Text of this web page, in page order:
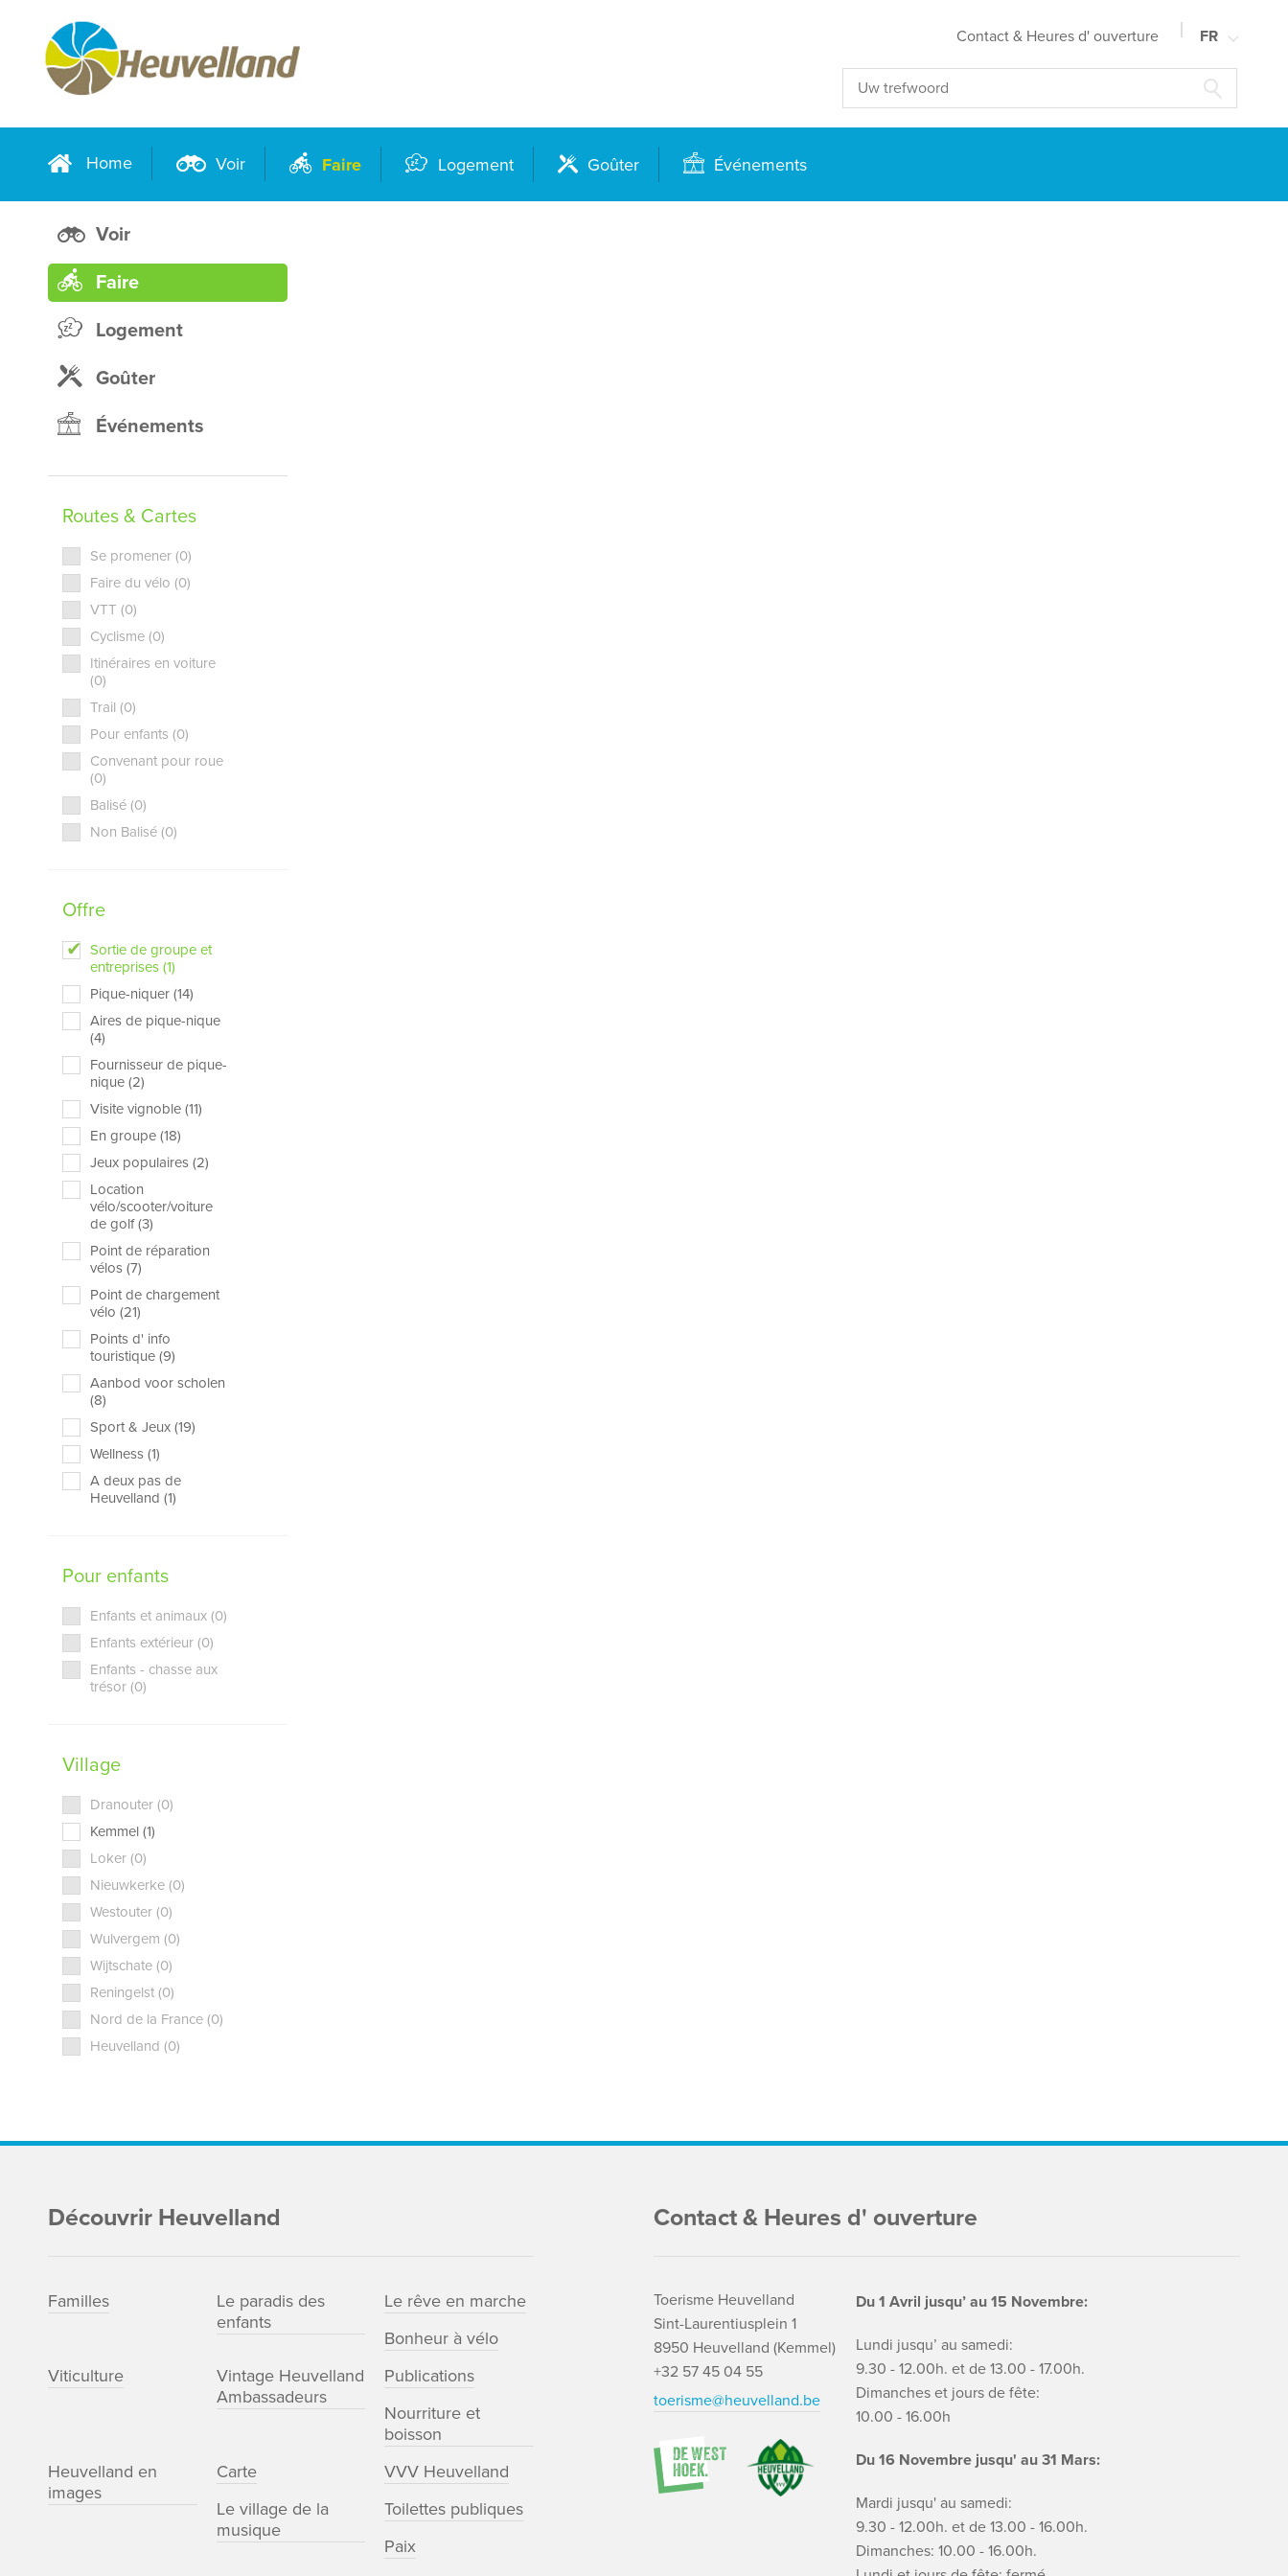
Contact & Heures d' ouverture FR
NL
Home Voir Faire Logement Goûter Événements
Voir
Faire
Logement
Goûter
Événements
Routes & Cartes
Se promener (0)
Faire du vélo (0)
VTT (0)
Cyclisme (0)
Itinéraires en voiture
(0)
Trail (0)
Pour enfants (0)
Convenant pour roue
(0)
Balisé (0)
Non Balisé (0)
Offre
Sortie de groupe et
entreprises (1)
Pique-niquer (14)
Aires de pique-nique
(4)
Fournisseur de pique-
nique (2)
Visite vignoble (11)
En groupe (18)
Jeux populaires (2)
Location
vélo/scooter/voiture
de golf (3)
Point de réparation
vélos (7)
Point de chargement
vélo (21)
Points d' info
touristique (9)
Aanbod voor scholen
(8)
Sport & Jeux (19)
Wellness (1)
A deux pas de
Heuvelland (1)
Pour enfants
Enfants et animaux (0)
Enfants extérieur (0)
Enfants - chasse aux
trésor (0)
Village
Dranouter (0)
Kemmel (1)
Loker (0)
Nieuwkerke (0)
Westouter (0)
Wulvergem (0)
Wijtschate (0)
Reningelst (0)
Nord de la France (0)
Heuvelland (0)
Découvrir Heuvelland
Familles
Le paradis des
enfants
Le rêve en marche
Bonheur à vélo
Viticulture
Vintage Heuvelland
Ambassadeurs
Publications
Nourriture et
boisson
Heuvelland en
images
Carte
VVV Heuvelland
Le village de la
musique
Toilettes publiques
Paix
Contact & Heures d' ouverture
Toerisme Heuvelland
Sint-Laurentiusplein 1
8950 Heuvelland (Kemmel)
+32 57 45 04 55
toerisme@heuvelland.be
Du 1 Avril jusqu’ au 15 Novembre:
Lundi jusqu’ au samedi:
9.30 - 12.00h. et de 13.00 - 17.00h.
Dimanches et jours de fête:
10.00 - 16.00h
Du 16 Novembre jusqu' au 31 Mars:
Mardi jusqu' au samedi:
9.30 - 12.00h. et de 13.00 - 16.00h.
Dimanches: 10.00 - 16.00h.